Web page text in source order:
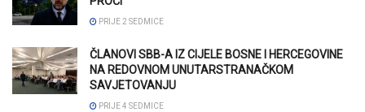
PRIJE 2 SEDMICE
ČLANOVI SBB-A IZ CIJELE BOSNE I HERCEGOVINE
NA REDOVNOM UNUTARSTRANAČKOM
SAVJETOVANJU
PRIJE 4 SEDMICE